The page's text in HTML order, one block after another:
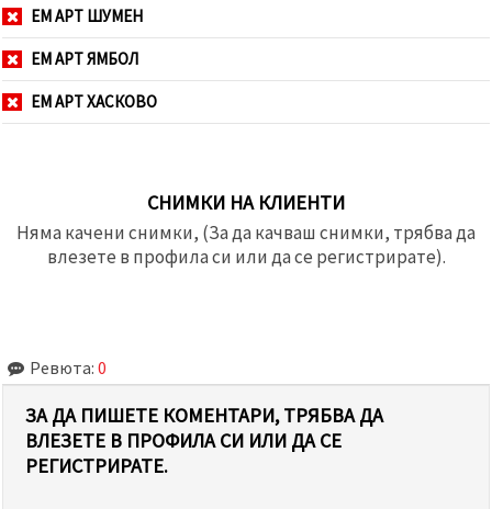
ЕМ АРТ ШУМЕН
ЕМ АРТ ЯМБОЛ
ЕМ АРТ ХАСКОВО
СНИМКИ НА КЛИЕНТИ
Няма качени снимки, (За да качваш снимки, трябва да
влезете в профила си или да се регистрирате).
Ревюта: 0
ЗА ДА ПИШЕТЕ КОМЕНТАРИ, ТРЯБВА ДА
ВЛЕЗЕТЕ В ПРОФИЛА СИ ИЛИ ДА СЕ
РЕГИСТРИРАТЕ.